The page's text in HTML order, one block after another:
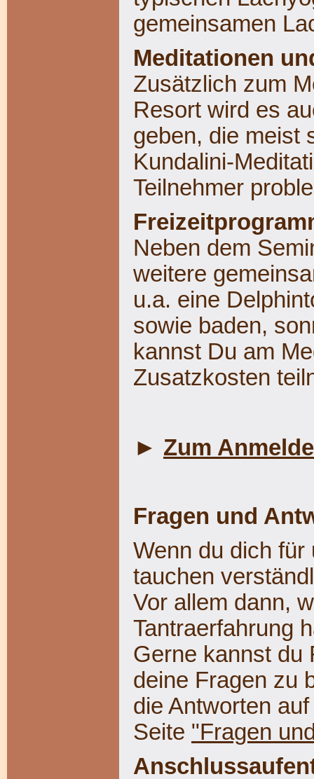
gemeinsamen
Meditationen
Zusätzlich zum
Resort wird es
geben, die meist
Kundalini-
Teilnehmer
Neben dem
weitere
u.a. eine
sowie baden,
kannst Du am
Zusatzkosten
► Zum
Fragen und
Wenn du dich für
tauchen
Vor allem dann,
Tantraerfahrung
Gerne kannst du
deine Fragen zu
die Antworten
Seite "Fragen